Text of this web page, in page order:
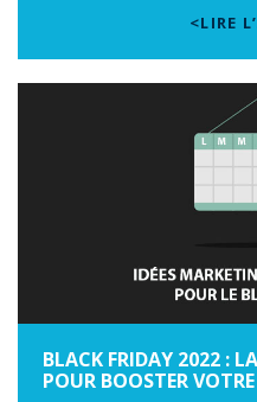
<LIRE
BLACK FRIDAY 2022 :
POUR BOOSTER